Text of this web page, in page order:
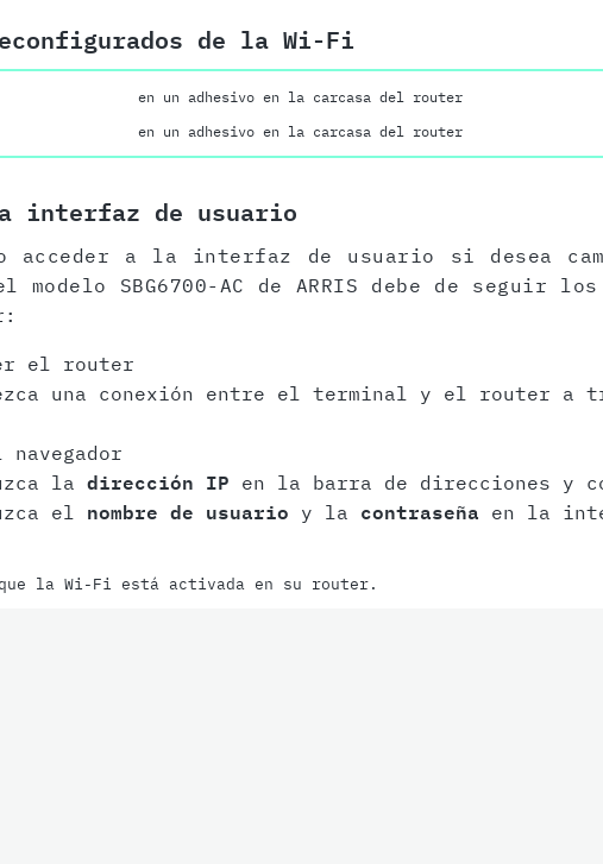
de la Wi-Fi
en un adhesivo en la carcasa del router
en un adhesivo en la carcasa del router
interfaz de usuario
acceder a la interfaz de usuario si desea
SBG6700-AC de ARRIS debe de seguir
el router
una conexión entre el terminal y el router a
la dirección IP en la barra de direcciones y
el nombre de usuario y la contraseña en la
la Wi-Fi está activada en su router.